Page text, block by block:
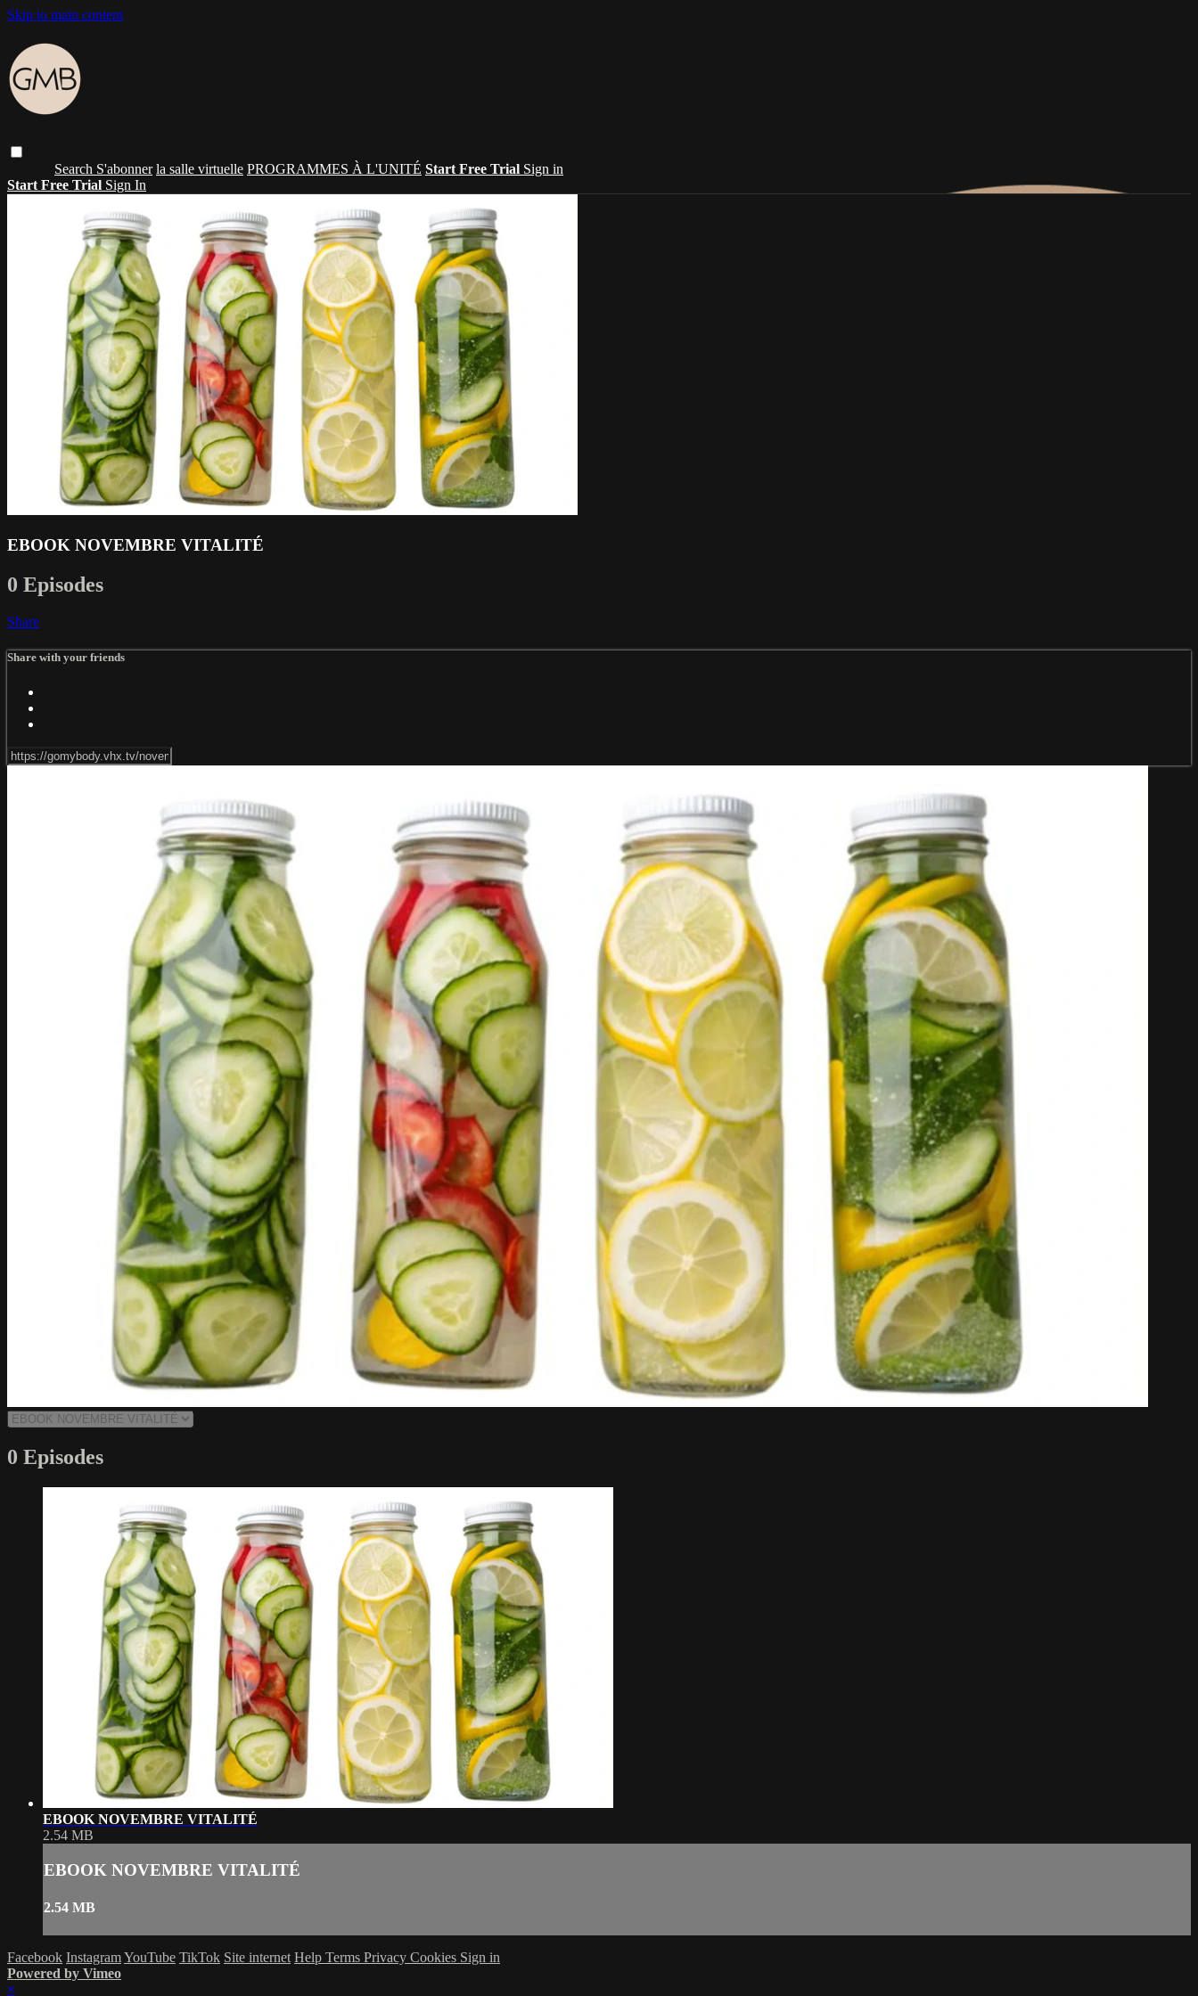
Skip to main content
Search S'abonner la salle virtuelle PROGRAMMES À L'UNITÉ Start Free Trial Sign in
Start Free Trial Sign In
EBOOK NOVEMBRE VITALITÉ
0 Episodes
Share
Share with your friends
0 Episodes
EBOOK NOVEMBRE VITALITÉ
2.54 MB
EBOOK NOVEMBRE VITALITÉ
2.54 MB
Facebook InstagramYouTube TikTok Site internet Help Terms Privacy Cookies Sign in
Powered by Vimeo
×